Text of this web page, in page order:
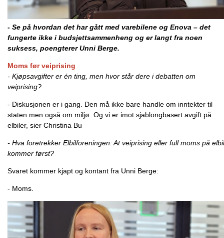
- Se på hvordan det har gått med varebilene og Enova – det
fungerte ikke i budsjettsammenheng og er langt fra noen
suksess, poengterer Unni Berge.
Moms før veiprising
- Kjøpsavgifter er én ting, men hvor står dere i debatten om
veiprising?
- Diskusjonen er i gang. Den må ikke bare handle om inntekter til
staten men også om miljø. Og vi er imot sjablongbasert avgift på
elbiler, sier Christina Bu
- Hva foretrekker Elbilforeningen: At veiprising eller full moms på elbil
kommer først?
Svaret kommer kjapt og kontant fra Unni Berge:
- Moms.